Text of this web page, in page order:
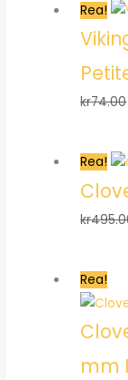
Rea!
kr74.00
Rea!
kr
Rea!
mm